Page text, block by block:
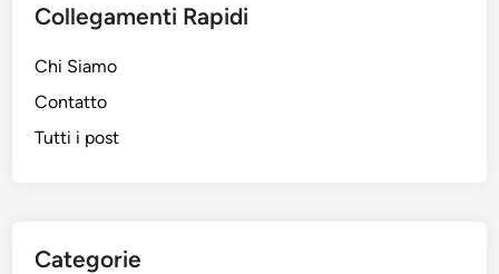
Collegamenti Rapidi
Chi Siamo
Contatto
Tutti i post
Categorie